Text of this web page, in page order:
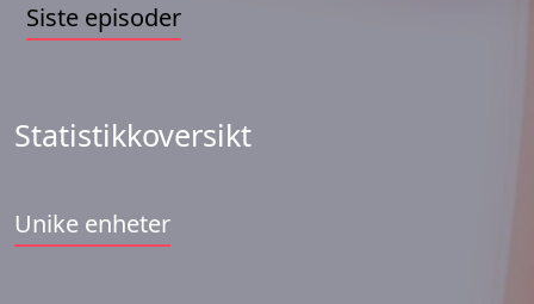
Siste episoder
Statistikkoversikt
Unike enheter